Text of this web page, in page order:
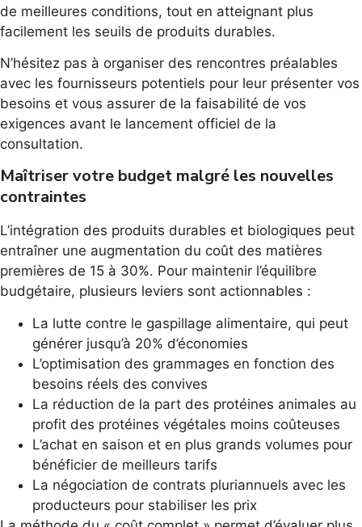
de meilleures conditions, tout en atteignant plus
facilement les seuils de produits durables.
N’hésitez pas à organiser des rencontres préalables
avec les fournisseurs potentiels pour leur présenter vos
besoins et vous assurer de la faisabilité de vos
exigences avant le lancement officiel de la
consultation.
Maîtriser votre budget malgré les nouvelles
contraintes
L’intégration des produits durables et biologiques peut
entraîner une augmentation du coût des matières
premières de 15 à 30%. Pour maintenir l’équilibre
budgétaire, plusieurs leviers sont actionnables :
La lutte contre le gaspillage alimentaire, qui peut
générer jusqu’à 20% d’économies
L’optimisation des grammages en fonction des
besoins réels des convives
La réduction de la part des protéines animales au
profit des protéines végétales moins coûteuses
L’achat en saison et en plus grands volumes pour
bénéficier de meilleurs tarifs
La négociation de contrats pluriannuels avec les
producteurs pour stabiliser les prix